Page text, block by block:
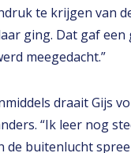
te krijgen van
ging. Dat gaf
meegedacht.”
draait Gijs
“Ik leer nog
de buitenlucht